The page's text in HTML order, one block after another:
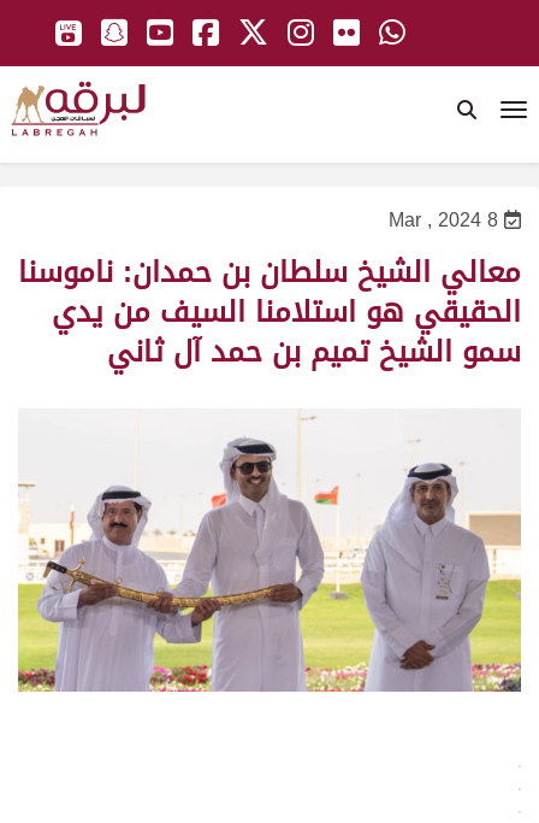
8 Mar , 2024
معالي الشيخ سلطان بن حمدان: ناموسنا
الحقيقي هو استلامنا السيف من يدي
سمو الشيخ تميم بن حمد آل ثاني
>
>
>